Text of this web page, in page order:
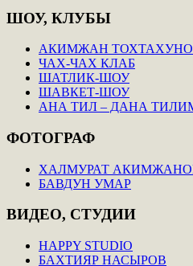
ШОУ, КЛУБЫ
АКИМЖАН
ЧАХ-ЧАХ КЛАБ
ШАТЛИК-ШОУ
ШАВКЕТ-ШОУ
АНА ТИЛ – ДАНА
ФОТОГРАФ
ХАЛМУРАТ
БАВДУН УМАР
ВИДЕО, СТУДИИ
HAPPY STUDIO
БАХТИЯР НАСЫРОВ